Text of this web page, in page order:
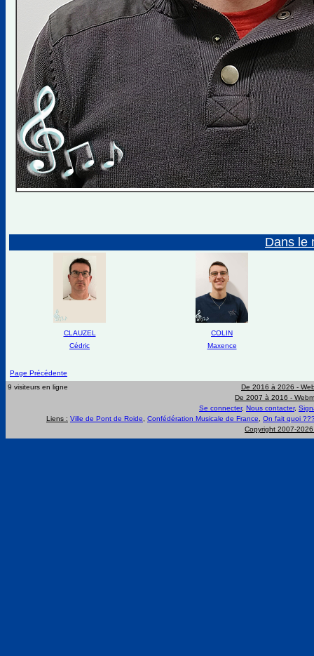
Dans le
CLAUZEL
Cédric
COLIN
Maxence
Page Précédente
9 visiteurs en ligne
De 2016 à 2026 -
De 2007 à 2016 -
Se connecter, Nous contacter,
Liens : Ville de Pont de Roide Confédération Musicale de France
On fait quoi
Copyright 2007-